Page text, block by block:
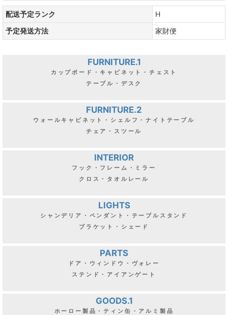
配送予定ランク
H
予定発送方法
家財便
FURNITURE.1
カップボード・キャビネット・チェスト
テーブル・デスク
FURNITURE.2
ウォールキャビネット・シェルフ・ナイトテーブル
チェア・スツール
INTERIOR
フック・フレーム・ミラー
クロス・タオルレール
LIGHTS
シャンデリア・ペンダント・テーブルスタンド
ブラケット・シェード
PARTS
ドア・ウィンドウ・ヴォレー
ステンド・アイアンゲート
GOODS.1
ホーロー製品・ティン缶・アルミ製品